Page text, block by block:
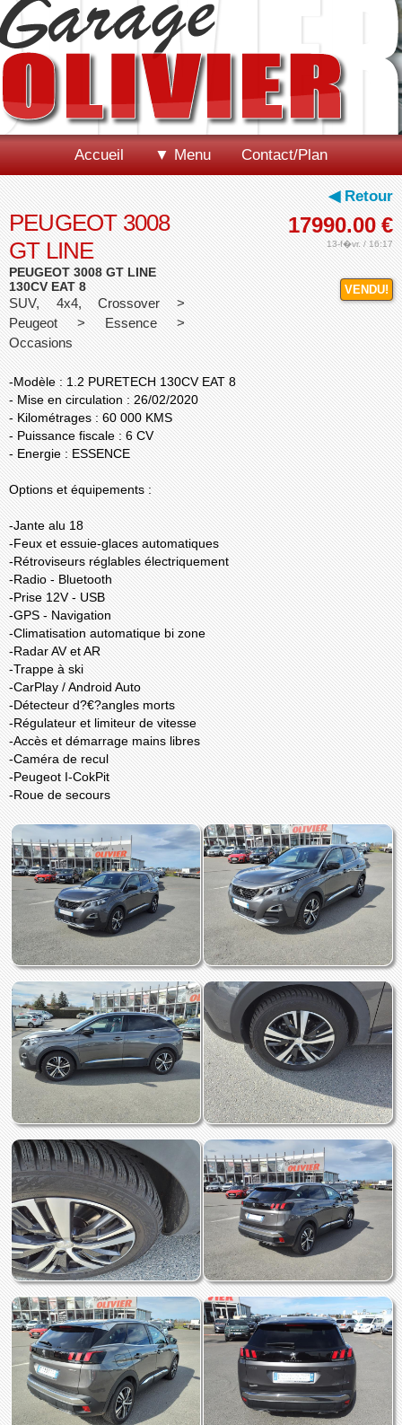
Accueil ▼ Menu Contact/Plan
◀ Retour
17990.00 €
13-f�vr. / 16:17
VENDU!
PEUGEOT 3008
GT LINE
PEUGEOT 3008 GT LINE
130CV EAT 8
SUV, 4x4, Crossover >
Peugeot > Essence >
Occasions
-Modèle : 1.2 PURETECH 130CV EAT 8
- Mise en circulation : 26/02/2020
- Kilométrages : 60 000 KMS
- Puissance fiscale : 6 CV
- Energie : ESSENCE
Options et équipements :
-Jante alu 18
-Feux et essuie-glaces automatiques
-Rétroviseurs réglables électriquement
-Radio - Bluetooth
-Prise 12V - USB
-GPS - Navigation
-Climatisation automatique bi zone
-Radar AV et AR
-Trappe à ski
-CarPlay / Android Auto
-Détecteur d?€?angles morts
-Régulateur et limiteur de vitesse
-Accès et démarrage mains libres
-Caméra de recul
-Peugeot I-CokPit
-Roue de secours